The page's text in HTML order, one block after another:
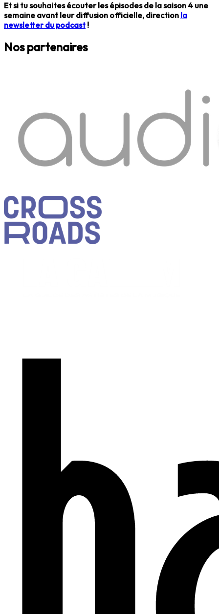
Et si tu souhaites écouter les épisodes de la saison 4 une
semaine avant leur diffusion officielle, direction la
newsletter du podcast !
Nos partenaires